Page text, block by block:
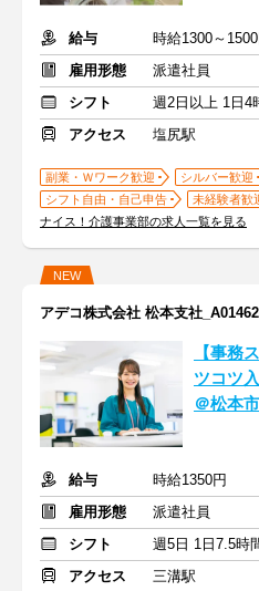
給与
時給1300～
雇用形態
派遣社員
シフト
週2日以上 1日4
アクセス
塩尻駅
副業・Ｗワーク歓迎
シルバー歓迎
シフト自由・自己申告
未経験者歓
ナイス！介護事業部の求人一覧を見る
NEW
アデコ株式会社 松本支社
【事務
ツコツ
＠松本市
給与
時給1350円
雇用形態
派遣社員
シフト
週5日 1日7.5時
アクセス
三溝駅